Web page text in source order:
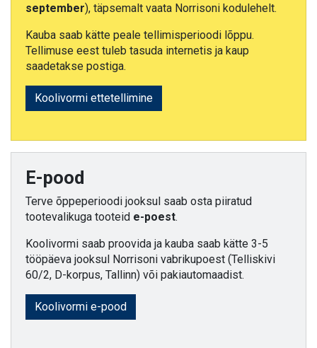
september), täpsemalt vaata Norrisoni kodulehelt.
Kauba saab kätte peale tellimisperioodi lõppu.
Tellimuse eest tuleb tasuda internetis ja kaup
saadetakse postiga.
Koolivormi ettetellimine
E-pood
Terve õppeperioodi jooksul saab osta piiratud
tootevalikuga tooteid e-poest.
Koolivormi saab proovida ja kauba saab kätte 3-5
tööpäeva jooksul Norrisoni vabrikupoest (Telliskivi
60/2, D-korpus, Tallinn) või pakiautomaadist.
Koolivormi e-pood